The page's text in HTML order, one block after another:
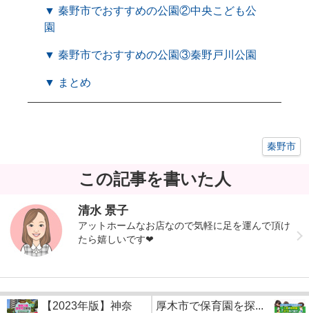
▼ 秦野市でおすすめの公園②中央こども公
園
▼ 秦野市でおすすめの公園③秦野戸川公園
▼ まとめ
秦野市
この記事を書いた人
清水 景子
アットホームなお店なので気軽に足を運んで頂け
たら嬉しいです❤︎
【2023年版】神奈
厚木市で保育園を探...